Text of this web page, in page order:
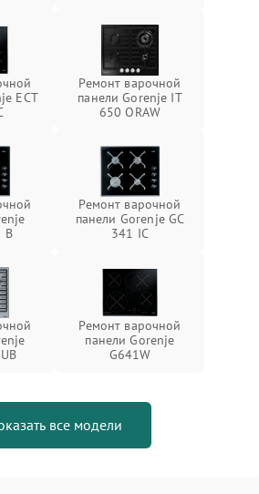
ECT
Ремонт варочной
панели Gorenje IT
650 ORAW
B
Ремонт варочной
панели Gorenje GC
341 IC
Ремонт варочной
панели Gorenje
G641W
все модели